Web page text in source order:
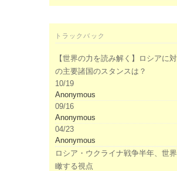
トラックバック
【世界の力を読み解く】ロシアに
の主要諸国のスタンスは？
10/19
Anonymous
09/16
Anonymous
04/23
Anonymous
ロシア・ウクライナ戦争半年、世
瞰する視点